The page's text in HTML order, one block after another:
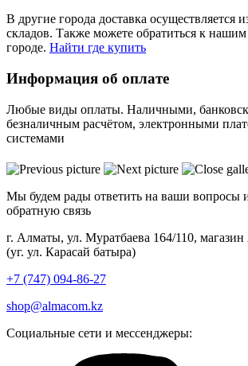
В другие города доставка осуществляется
складов. Также можете обратиться к
городе. Найти где купить
Информация об оплате
Любые виды оплаты. Наличными,
безналичным расчётом, электронными
системами
Мы будем рады ответить на ваши вопросы
обратную связь
г. Алматы, ул. Муратбаева 164/110,
(уг. ул. Карасай батыра)
+7 (747) 094-86-27
shop@almacom.kz
Социальные сети и мессенджеры: